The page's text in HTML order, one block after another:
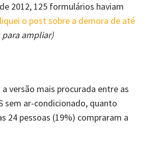
2012, 125 formulários haviam
o post sobre a demora de até
ampliar)
versão mais procurada entre as
sem ar-condicionado, quanto
24 pessoas (19%) compraram a